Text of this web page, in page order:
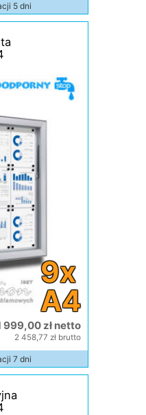
5 dni
9x
A4
999,00 zł netto
2 458,77 zł brutto
7 dni